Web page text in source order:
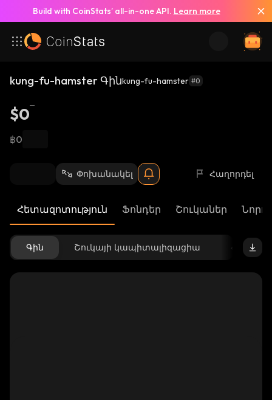
Build with CoinStats’ all-in-one API. Learn more
kung-fu-hamster Գինkung-fu-hamster #0
$0
฿0
Փոխանակել Հաղորդել
Հետազոտություն Ֆոնդեր Շուկաներ
Գին Շուկայի կապիտալիզացիա